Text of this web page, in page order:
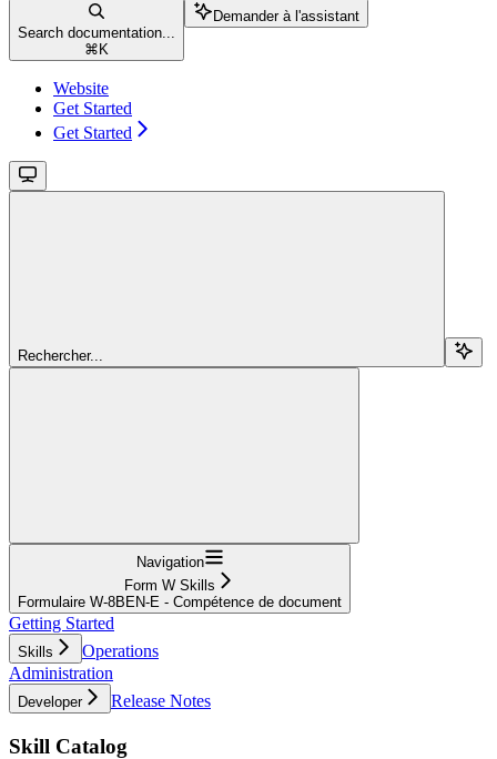
Search documentation...
⌘ K
Demander à l'assistant
Website
Get Started
Get Started
Rechercher...
Navigation
Form W Skills
Formulaire W-8BEN-E - Compétence de document
Getting Started
Skills
Operations
Administration
Developer Release Notes
Skill Catalog